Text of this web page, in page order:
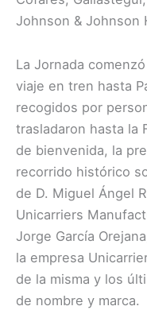
Johnson & Johnson
La Jornada
viaje en tren hasta
recogidos por
trasladaron hasta la
de bienvenida, la
recorrido histórico
de D. Miguel Ángel
Unicarriers
Jorge García
la empresa
de la misma y los
de nombre y marca.